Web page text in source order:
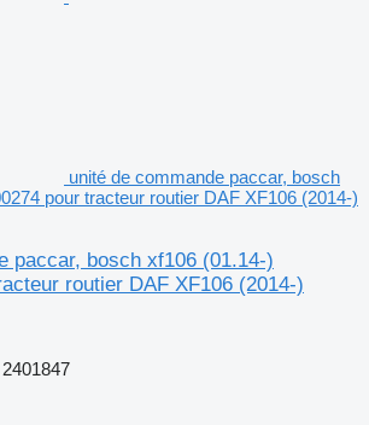
unité de commande paccar, bosch
pour tracteur routier DAF XF106 (2014-)
paccar, bosch xf106 (01.14-)
routier DAF XF106 (2014-)